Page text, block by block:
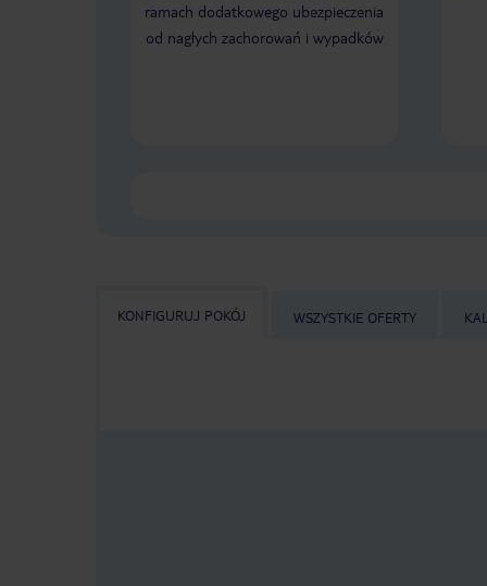
ramach dodatkowego ubezpieczenia
od nagłych zachorowań i wypadków
KONFIGURUJ POKÓJ WSZYSTKIE OFERTY